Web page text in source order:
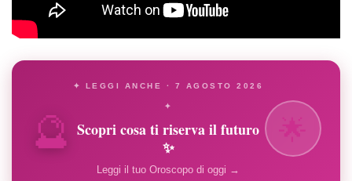
🔮
✦ LEGGI ANCHE · 7 AGOSTO 2026
✦
Scopri cosa ti riserva il futuro
✨
Leggi il tuo Oroscopo di oggi →